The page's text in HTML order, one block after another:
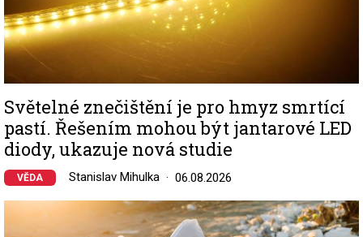
Světelné znečištění je pro hmyz smrtící
pastí. Řešením mohou být jantarové LED
diody, ukazuje nová studie
VĚDA Stanislav Mihulka 06.08.2026
Image